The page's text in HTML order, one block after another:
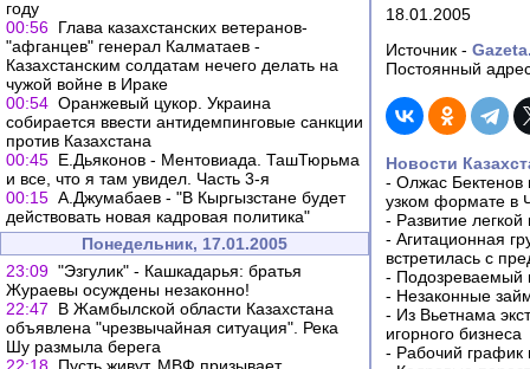
году
00:56 Глава казахстанских ветеранов-
"афганцев" генерал Калматаев -
Казахстанским солдатам нечего делать на
чужой войне в Ираке
00:54 Оранжевый цукор. Украина
собирается ввести антидемпинговые санкции
против Казахстана
00:45 Е.Дьяконов - Ментовиада. ТашТюрьма
и все, что я там увидел. Часть 3-я
00:15 А.Джумабаев - "В Кыргызстане будет
действовать новая кадровая политика"
Понедельник, 17.01.2005
23:09 "Эзгулик" - Кашкадарья: братья
Жураевы осуждены незаконно!
22:47
В Жамбылской области Казахстана
объявлена "чрезвычайная ситуация". Река
Шу размыла берега
18.01.2005
Источник -
Постоянный
Новости
- Олжас Бектенов
узком формате в
- Развитие
- Агитационная
встретилась с
- Подозреваемый
- Незаконные
- Из Вьетнама
игорного бизнеса
- Рабочий график